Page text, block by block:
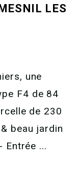
LES
une
F4 de 84
de 230
beau jardin
Entrée ...